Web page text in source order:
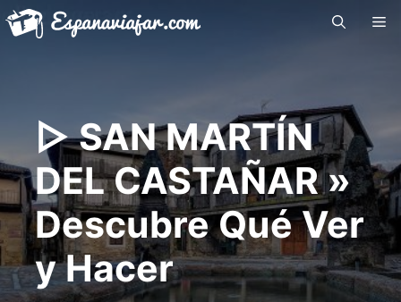
Saltar
▷ SAN MARTÍN
DEL CASTAÑAR »
Descubre Qué Ver
y Hacer